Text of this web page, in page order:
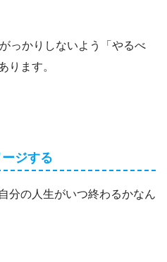
っかりしないよう「やるべ
ります。
ジする
分の人生がいつ終わるかなん